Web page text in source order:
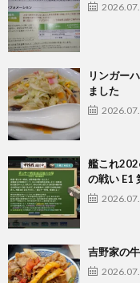
リンガー
ました
艦これ
の戦い E1
吉野家の